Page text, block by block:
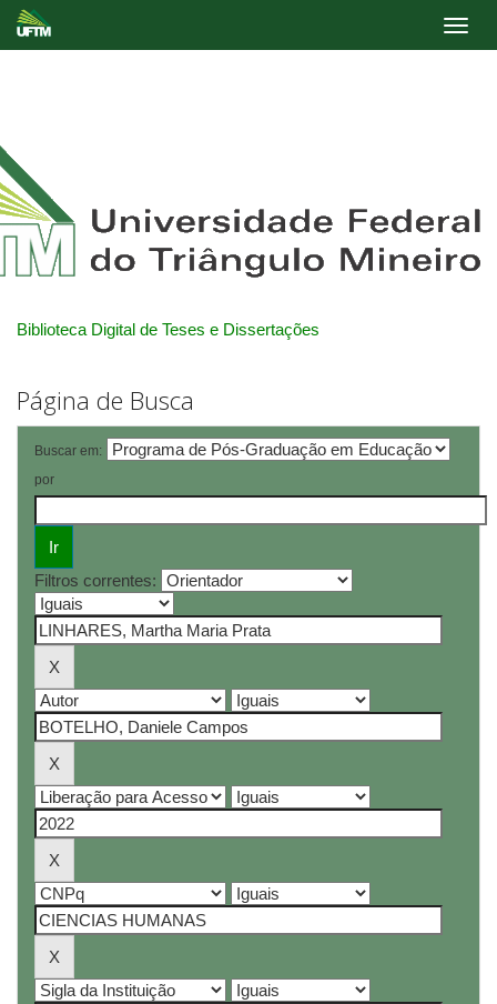
Biblioteca Digital de Teses e Dissertações
Página de Busca
Buscar em:
por
Filtros correntes: